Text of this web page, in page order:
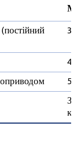
3
4